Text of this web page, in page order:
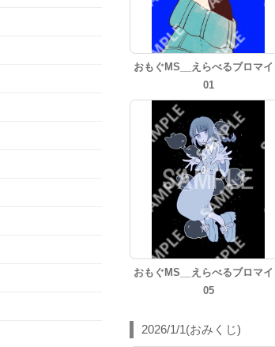
おもぐMS__えらべるブロマイ
01
おもぐMS__えらべるブロマイ
05
2026/1/1(おみくじ)